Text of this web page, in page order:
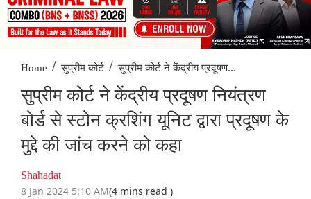
Home / सुप्रीम कोर्ट / सुप्रीम कोर्ट ने केंद्रीय प्रदूषण...
सुप्रीम कोर्ट ने केंद्रीय प्रदूषण नियंत्रण
बोर्ड से स्टोन क्रशिंग यूनिट द्वारा प्रदूषण के
मुद्दे की जांच करने को कहा
Shahadat
8 Jan 2024 5:10 AM(4 mins read )